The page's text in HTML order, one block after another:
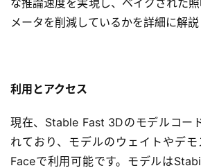
導
入
D
プ
リ
ン
ト
サ
な推論速度を実現し、ベイクされた
メータを削減しているかを詳細に解説
利用とアクセス
現在、Stable Fast 3Dのモデルコー
れており、モデルのウェイトやデ
Faceで利用可能です。モデルは